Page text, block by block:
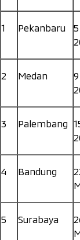
1 Pekanbaru
2 Medan
3 Palembang
4 Bandung
5 Surabaya